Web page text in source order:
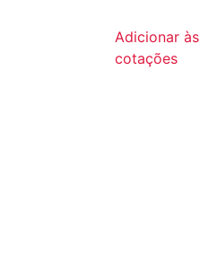
Adicionar às
cotações